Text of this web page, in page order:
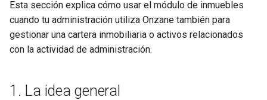
i
l
Alta de comunidad, viviendas
y usuarios
Roles y permisos
Propiedades y residentes
Documentos
3. Cuándo usar este módulo
4. Configuración inicial
variables y remesas
Pagos a proveedores
Informes
Esta sección explica cómo usar el módulo de inmuebles
cuando tu administración utiliza Onzane también para
gestionar una cartera inmobiliaria o activos relacionados
con la actividad de administración.
1. La idea general